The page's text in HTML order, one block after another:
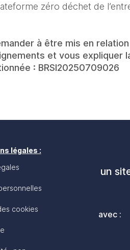
zéro déchet de
à être mis en relation
et vous expliquer
: BRSI20250709026
légales :
cookies
un
avec :